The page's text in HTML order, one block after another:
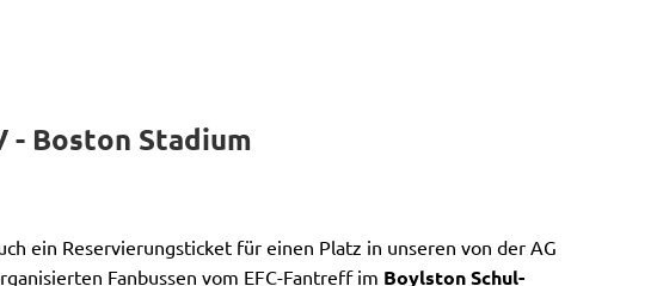
- Boston Stadium
ein Reservierungsticket für einen Platz in unseren von der AG
Fanbussen vom EFC-Fantreff im Boylston Schul-